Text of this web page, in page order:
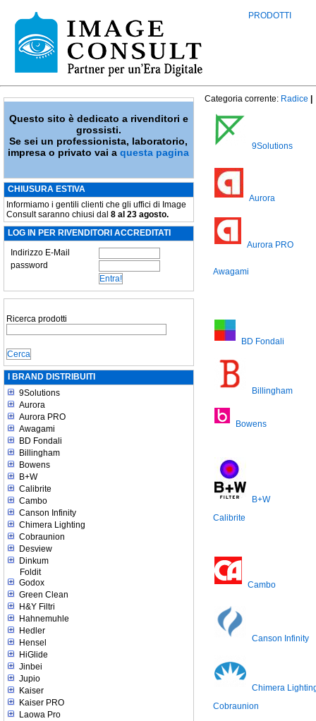
PRODOTTI
Questo sito è dedicato a rivenditori e
grossisti.
Se sei un professionista, laboratorio,
impresa o privato vai aquesta pagina
CHIUSURA ESTIVA
Informiamo i gentili clienti che gli uffici di Image
Consult saranno chiusi dal 8 al 23 agosto.
LOG IN PER RIVENDITORI ACCREDITATI
Indirizzo E-Mail
password
Ricerca prodotti
I BRAND DISTRIBUITI
9Solutions
Aurora
Aurora PRO
Awagami
BD Fondali
Billingham
Bowens
B+W
Calibrite
Cambo
Canson Infinity
Chimera Lighting
Cobraunion
Desview
Dinkum
Foldit
Godox
Green Clean
H&Y Filtri
Hahnemuhle
Hedler
Hensel
HiGlide
Jinbei
Jupio
Kaiser
Kaiser PRO
Laowa Pro
Categoria corrente: Radice
9Solutions
Aurora
Aurora PRO
Awagami
BD Fondali
Billingham
Bowens
B+W
Calibrite
Cambo
Canson Infinity
Chimera
Cobraunion